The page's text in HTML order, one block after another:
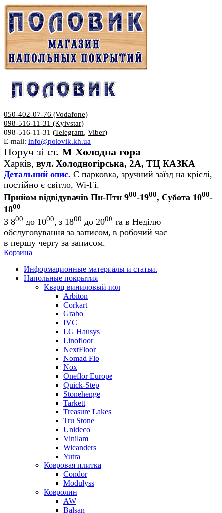
050-402-07-76 (Vodafone)
098-516-11-31 (Kyivstar)
098-516-11-31 (Telegram, Viber)
E-mail: info@polovik.kh.ua
Поруч зі ст. М Холодна гора
Харків, вул. Холодногірська, 2А, ТЦ КАЗКА
Детальний опис. Є парковка, зручний заїзд на кріслі,
постійно є світло, Wi-Fi.
Прийом відвідувачів Пн-Птн 900-1900, Субота 1000-
1800
З 800 до 1000, з 1800 до 2000 та в Неділю
обслуговування за записом, в робочий час
в першу чергу за записом.
Корзина
Информационные материалы и статьи.
Напольные покрытия
Кварц виниловый пол
Arbiton
Corkart
Grabo
IVC
LG Hausys
Linofloor
NextFloor
Nomad Flo
Nox
Oneflor Europe
Quick-Step
Stonehenge
Tarkett
Treasure Lakes
Tru Stone
Unideco
Vinilam
Wicanders
Yutra
Ковровая плитка
Condor
Modulyss
Ковролин
AW
Balsan